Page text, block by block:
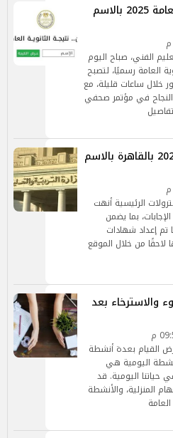
عاجل.. رابط نتيجة الثانوية العامة 2025 بالاسم
الفني، صباح اليوم
نتيجة الثانوية العامة رسميًا، لتصبح
خلال ساعات قليلة، مع
النجاح في مؤتمر صحفي
رابط نتيجة الثانوية العامة 2025 بالقاهرة بالاسم
الرئيسية أنهت
بما يضمن
تم إعداد شهادات
لاحقًا من خلال الموقع
والاسترخاء بعد
القيام بعدة أنشطة
اليومية هي
حياتنا اليومية. قد
المنزلية، والأنشطة